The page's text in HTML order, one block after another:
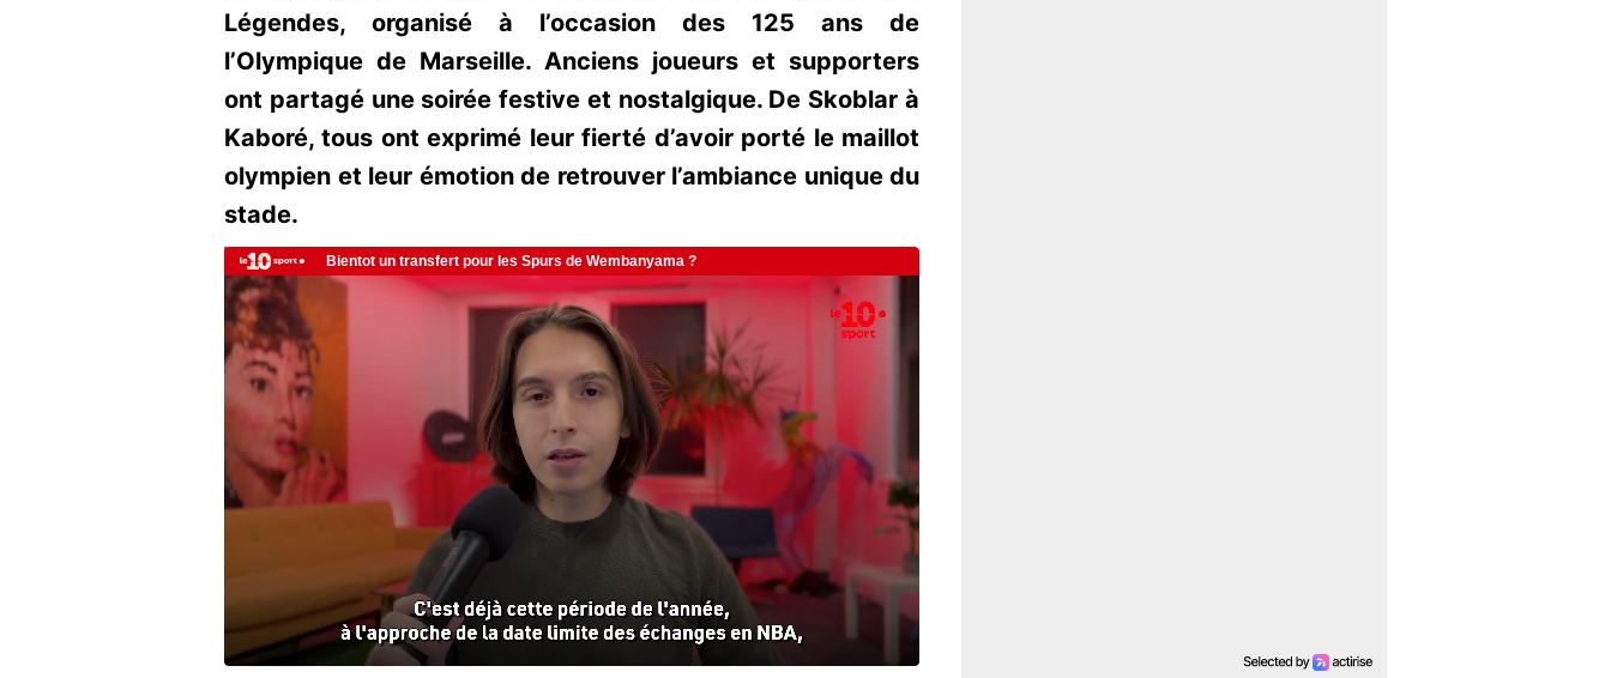
Légendes, organisé à l’occasion des 125 ans de
l’Olympique de Marseille. Anciens joueurs et supporters
ont partagé une soirée festive et nostalgique. De Skoblar à
Kaboré, tous ont exprimé leur fierté d’avoir porté le maillot
olympien et leur émotion de retrouver l’ambiance unique du
stade.